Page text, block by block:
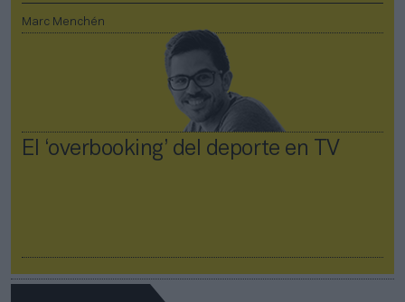
Marc Menchén
El ‘overbooking’ del deporte en TV